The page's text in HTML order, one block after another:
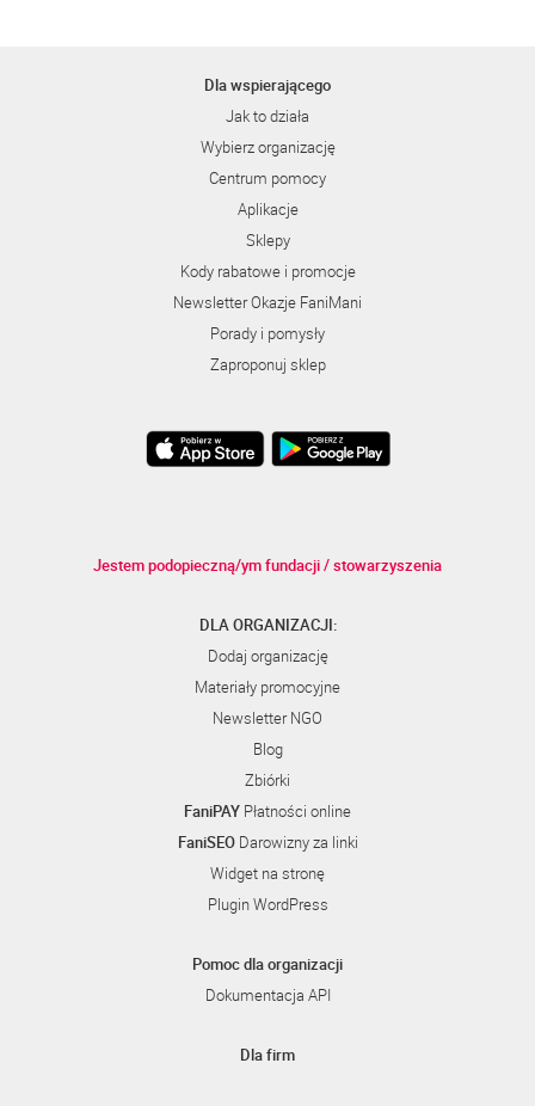
Dla wspierającego
Jak to działa
Wybierz organizację
Centrum pomocy
Aplikacje
Sklepy
Kody rabatowe i promocje
Newsletter Okazje FaniMani
Porady i pomysły
Zaproponuj sklep
Jestem podopieczną/ym fundacji / stowarzyszenia
DLA ORGANIZACJI:
Dodaj organizację
Materiały promocyjne
Newsletter NGO
Blog
Zbiórki
FaniPAY Płatności online
FaniSEODarowizny za linki
Widget na stronę
Plugin WordPress
Pomoc dla organizacji
Dokumentacja API
Dla firm